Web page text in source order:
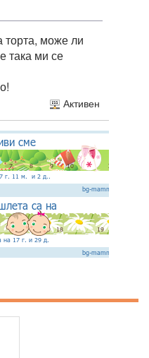
торта, може ли
така ми се
Активен